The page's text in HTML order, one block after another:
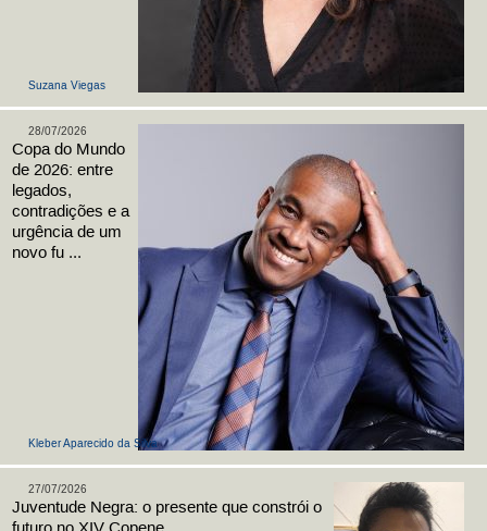
Suzana Viegas
Kleber Aparecido da Silva
28/07/2026
Copa do Mundo
de 2026: entre
legados,
contradições e a
urgência de um
novo fu ...
27/07/2026
Juventude Negra: o presente que constrói o